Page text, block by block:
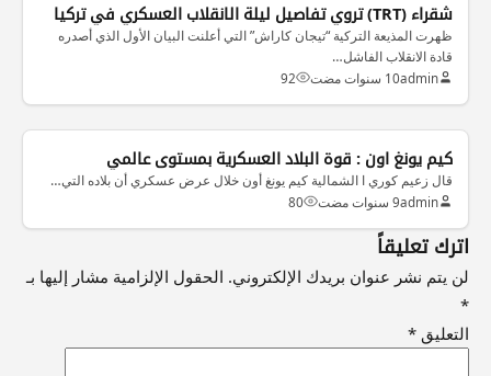
شقراء (TRT) تروي تفاصيل ليلة الانقلاب العسكري في تركيا
ظهرت المذيعة التركية “تيجان كاراش” التي أعلنت البيان الأول الذي أصدره
قادة الانقلاب الفاشل…
admin10 سنوات مضت 92
كيم يونغ اون : قوة البلاد العسكرية بمستوى عالمي
قال زعيم كوري ا الشمالية كيم يونغ أون خلال عرض عسكري أن بلاده التي…
admin9 سنوات مضت 80
اترك تعليقاً
لن يتم نشر عنوان بريدك الإلكتروني. الحقول الإلزامية مشار إليها بـ
*
التعليق *